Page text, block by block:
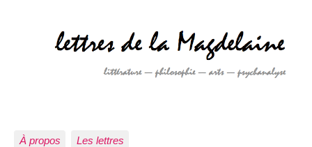
À propos Les lettres